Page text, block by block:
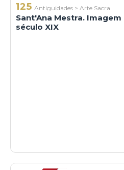
125 Antiguidades > Arte Sacra
Sant'Ana Mestra.
século XIX